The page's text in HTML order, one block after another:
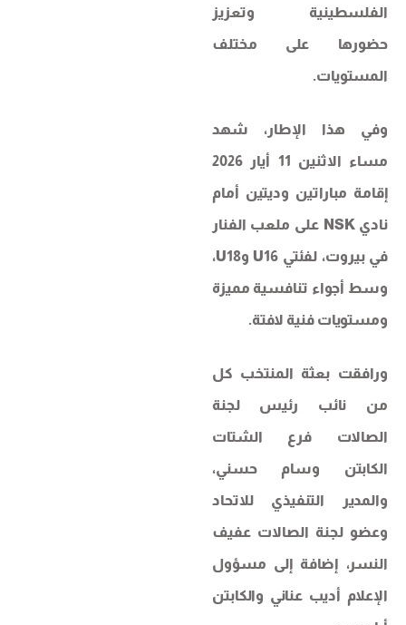
الفلسطينية وتعزيز
حضورها على مختلف
المستويات.
وفي هذا الإطار، شهد
مساء الاثنين 11 أيار 2026
إقامة مباراتين وديتين أمام
نادي NSK على ملعب الفنار
في بيروت، لفئتي U16 وU18،
وسط أجواء تنافسية مميزة
ومستويات فنية لافتة.
ورافقت بعثة المنتخب كل
من نائب رئيس لجنة
الصالات فرع الشتات
الكابتن وسام حسني،
والمدير التنفيذي للاتحاد
وعضو لجنة الصالات عفيف
النسر، إضافة إلى مسؤول
الإعلام أديب عناني والكابتن